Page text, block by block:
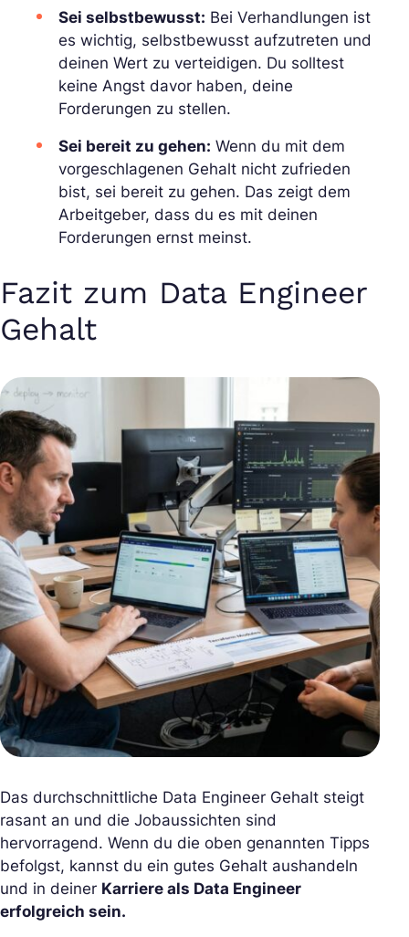
Sei selbstbewusst: Bei Verhandlungen ist
es wichtig, selbstbewusst aufzutreten und
deinen Wert zu verteidigen. Du solltest
keine Angst davor haben, deine
Forderungen zu stellen.
Sei bereit zu gehen: Wenn du mit dem
vorgeschlagenen Gehalt nicht zufrieden
bist, sei bereit zu gehen. Das zeigt dem
Arbeitgeber, dass du es mit deinen
Forderungen ernst meinst.
Fazit zum Data Engineer
Gehalt
Das durchschnittliche Data Engineer Gehalt steigt
rasant an und die Jobaussichten sind
hervorragend. Wenn du die oben genannten Tipps
befolgst, kannst du ein gutes Gehalt aushandeln
und in deiner Karriere als Data Engineer
erfolgreich sein.